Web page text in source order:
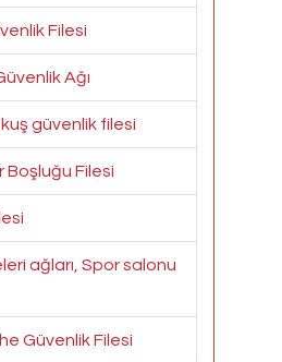
Filesi
Ağı
güvenlik filesi
Boşluğu Filesi
ağları, Spor salonu
Güvenlik Filesi